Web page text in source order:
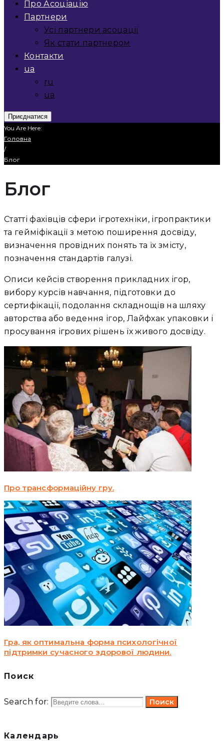
Про Асоціацію
Партнери
Усі партнери асоцації
Як стати партнером
Контакти
ua
ru
ua
Приєднатися
You Are Here:
Головна
/
Блог
Блог
Статті фахівців сфери ігротехніки, ігропрактики
та гейміфікації з метою поширення досвіду,
визначення провідних понять та їх змісту,
позначення стандартів галузі.
Описи кейсів створення прикладних ігор,
вибору курсів навчання, підготовки до
сертифікації, подолання складнощів на шляху
авторства або ведення ігор, Лайфхак упаковки і
просування ігрових рішень їх живого досвіду.
Про трансформаційну гру.
Гра, як оптимальна форма психологічної
підтримки сучасного здорової людини.
Поиск
Search for: Поиск
Календарь